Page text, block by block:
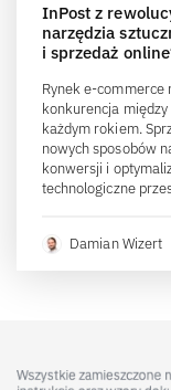
InPost z
narzędzia
i sprzedaż
Rynek e-
konkurencja
każdym rokiem.
nowych sposobów
konwersji i
technologiczne
Damian Wizert